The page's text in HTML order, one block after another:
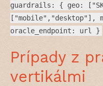
guardrails: { geo:
["mobile","desktop"],
oracle_endpoint: url }
Prípady z
vertikálmi